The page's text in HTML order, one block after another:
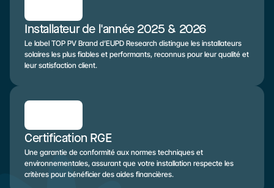
Installateur de l'année 2025 & 2026
Le label TOP PV Brand d’EUPD Research distingue les installateurs
solaires les plus fiables et performants, reconnus pour leur qualité et
leur satisfaction client.
Certification RGE
Une garantie de conformité aux normes techniques et
environnementales, assurant que votre installation respecte les
critères pour bénéficier des aides financières.